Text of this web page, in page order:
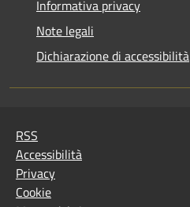
Informativa privacy
Note legali
Dichiarazione di accessibilità
RSS
Accessibilità
Privacy
Cookie